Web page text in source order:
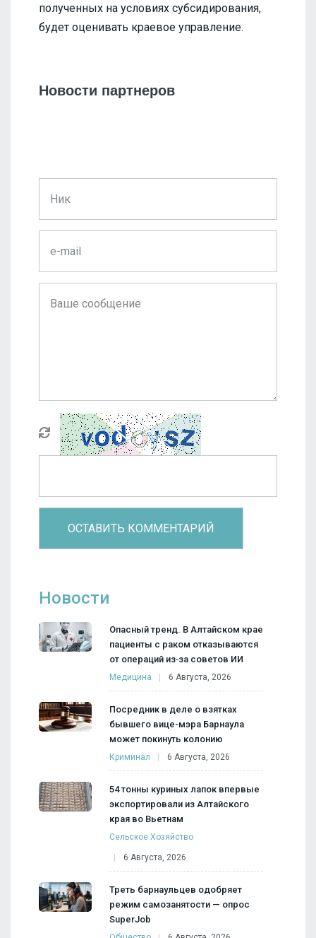
полученных на условиях субсидирования,
будет оценивать краевое управление.
Новости партнеров
Новости
Опасный тренд. В Алтайском крае
пациенты с раком отказываются
от операций из‑за советов ИИ
Медицина 6 Августа, 2026
Посредник в деле о взятках
бывшего вице-мэра Барнаула
может покинуть колонию
Криминал 6 Августа, 2026
54 тонны куриных лапок впервые
экспортировали из Алтайского
края во Вьетнам
Сельское Хозяйство
6 Августа, 2026
Треть барнаульцев одобряет
режим самозанятости — опрос
SuperJob